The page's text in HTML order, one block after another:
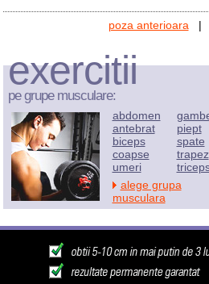
poza anterioara
exercitii
pe grupe musculare:
abdomen
antebrat
biceps
coapse
umeri
piept
spate
trapez
alege grupa
musculara